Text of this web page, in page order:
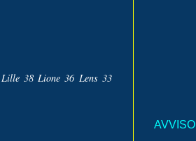
38 Lione 36 Lens 33
AVVISO